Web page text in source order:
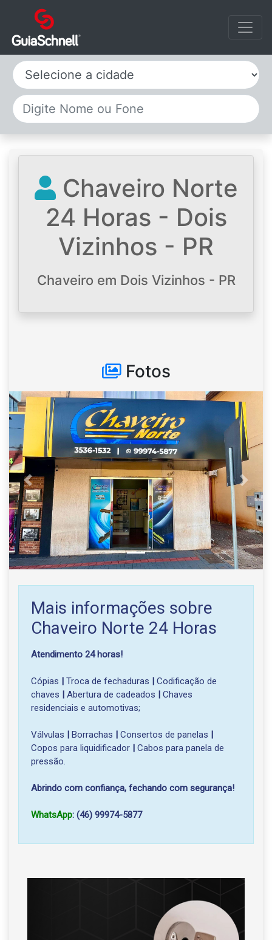
Selecione a cidade
Chaveiro Norte
24 Horas - Dois
Vizinhos - PR
Chaveiro em Dois Vizinhos - PR
Fotos
Anterior
Mais informações sobre
Chaveiro Norte 24 Horas
Atendimento 24 horas!
Cópias | Troca de fechaduras | Codificação de
chaves | Abertura de cadeados | Chaves
residenciais e automotivas;
Válvulas | Borrachas | Consertos de panelas |
Copos para liquidificador | Cabos para panela de
pressão.
Abrindo com confiança, fechando com segurança!
WhatsApp: (46) 99974-5877